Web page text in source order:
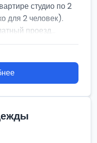
студио по 2
для 2 человек).
проезд...